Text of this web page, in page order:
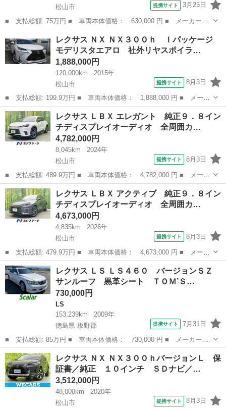
松山市
提携サイト 3月25日
■ 支払総額: 75万円 ■ 車両本体価格： 630,000 円 ■ メーカー
名： レクサス ■ 車種名： ＩＳ ■ グレード名： ＩＳ２５０
バージョンＳ クリアランスソナー オートクルーズコントロール
バックカメラ ナ...
IS
レクサス ＮＸ ＮＸ３００ｈ Ｉパッケージ
モデリスタエアロ 社外リヤスポイラ…
1,888,000円
120,000km
2015年
松山市
提携サイト 8月3日
■ 支払総額: 199.9万円 ■ 車両本体価格： 1,888,000 円 ■ メーカ
ー名： レクサス ■ 車種名： ＮＸ ■ グレード名： ＮＸ３００
ｈ Ｉパッケージ モデリスタエアロ 社外リヤスポイラー スマー
トキー ...
愛媛 松山市 レクサス
レクサス ＬＢＸ エレガント 純正９．８イン
チディスプレイオーディオ 全周囲カ…
4,782,000円
8,045km
2024年
松山市
提携サイト 8月3日
■ 支払総額: 489.9万円 ■ 車両本体価格： 4,782,000 円 ■ メーカ
ー名： レクサス ■ 車種名： ＬＢＸ ■ グレード名： エレガン
ト 純正９．８インチディスプレイオーディオ 全周囲カメラ レー
ダークル...
愛媛 松山市 レクサス
レクサス ＬＢＸ アクティブ 純正９．８イン
チディスプレイオーディオ 全周囲カ…
4,673,000円
4,835km
2026年
松山市
提携サイト 8月3日
■ 支払総額: 479.9万円 ■ 車両本体価格： 4,673,000 円 ■ メーカ
ー名： レクサス ■ 車種名： ＬＢＸ ■ グレード名： アクティ
ブ 純正９．８インチディスプレイオーディオ 全周囲カメラ 衝突
被害軽減...
愛媛 松山市 レクサス
レクサス ＬＳ ＬＳ４６０ バージョンＳＺ
サンルーフ 黒革シート ＴＯＭ’Ｓ…
730,000円
LS
153,239km
2009年
徳島県 板野郡
提携サイト 7月31日
■ 支払総額: 85万円 ■ 車両本体価格： 730,000 円 ■ メーカー
名： レクサス ■ 車種名： ＬＳ ■ グレード名： ＬＳ４６０
バージョンＳＺ サンルーフ 黒革シート ＴＯＭ’Ｓエアロ 中期Ｓ
Ｚ専用ＢＢＳ鍛...
徳島 板野郡 LS
レクサス ＮＸ ＮＸ３００ｈバージョンＬ 保
証書／純正 １０インチ ＳＤナビ／…
3,512,000円
48,000km
2020年
松山市
提携サイト 8月3日